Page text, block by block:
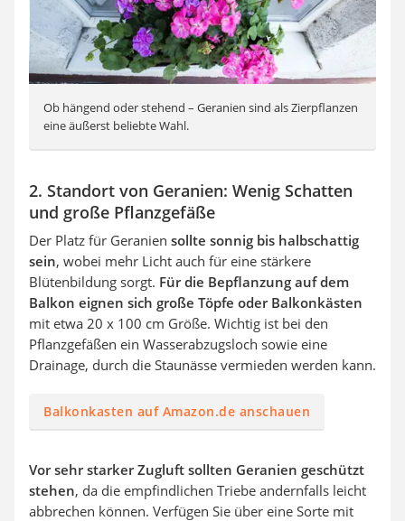
Ob hängend oder stehend – Geranien sind als Zierpflanzen
eine äußerst beliebte Wahl.
2. Standort von Geranien: Wenig Schatten
und große Pflanzgefäße
Der Platz für Geranien sollte sonnig bis halbschattig
sein, wobei mehr Licht auch für eine stärkere
Blütenbildung sorgt. Für die Bepflanzung auf dem
Balkon eignen sich große Töpfe oder Balkonkästen
mit etwa 20 x 100 cm Größe. Wichtig ist bei den
Pflanzgefäßen ein Wasserabzugsloch sowie eine
Drainage, durch die Staunässe vermieden werden kann.
Balkonkasten auf Amazon.de anschauen
Vor sehr starker Zugluft sollten Geranien geschützt
stehen, da die empfindlichen Triebe andernfalls leicht
abbrechen können. Verfügen Sie über eine Sorte mit